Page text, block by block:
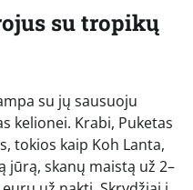
su tropikų
su jų sausuoju
kelionei. Krabi, Puketas
tokios kaip Koh Lanta,
jūrą, skanų maistą už 2–